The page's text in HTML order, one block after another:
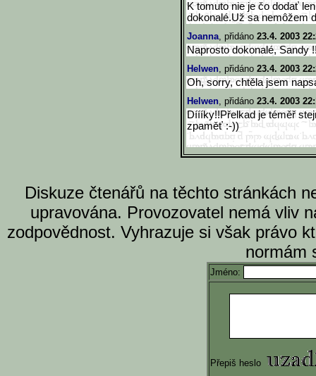
K tomuto nie je čo dodať
dokonalé.Už sa nemôžem
Joanna, přidáno 23.4. 2003
Naprosto dokonalé, Sandy
Helwen, přidáno 23.4. 2003
Oh, sorry, chtěla jsem
Helwen, přidáno 23.4. 2003
Díííky!!Přelkad je téměř
zpaměť :-))
Diskuze čtenářů na těchto stránkách
upravována. Provozovatel nemá vliv
zodpovědnost. Vyhrazuje si však právo
normám
Jméno:
Přepiš heslo